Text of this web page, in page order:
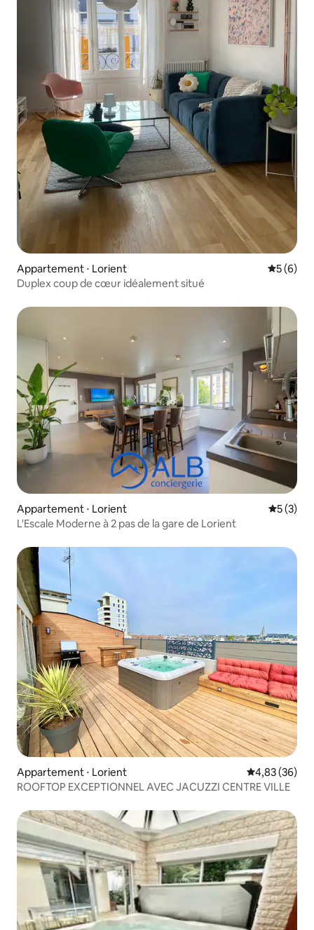
Appartement ⋅ Lorient
5 (6)
Duplex coup de cœur idéalement situé
Appartement ⋅ Lorient
5 (3)
L'Escale Moderne à 2 pas de la gare de Lorient
Appartement ⋅ Lorient Évaluation
4,83 (36)
ROOFTOP EXCEPTIONNEL AVEC JACUZZI CENTRE VILLE